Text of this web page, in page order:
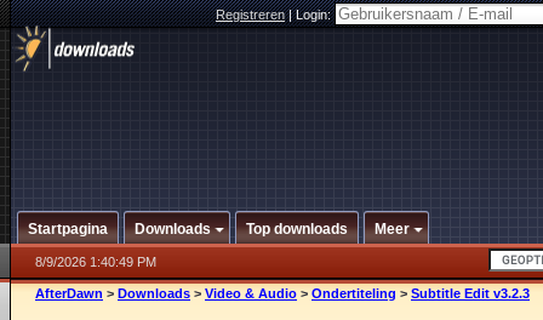
Registreren|Login:
Startpagina Downloads Top downloads Meer
8/9/2026 1:40:49 PM
AfterDawn > Downloads > Video & Audio > Ondertiteling > Subtitle Edit v3.2.3